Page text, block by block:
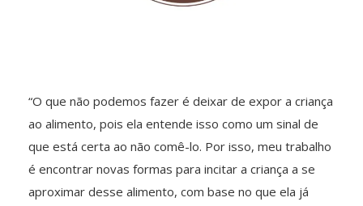
“O que não podemos fazer é deixar de expor a criança
ao alimento, pois ela entende isso como um sinal de
que está certa ao não comê-lo. Por isso, meu trabalho
é encontrar novas formas para incitar a criança a se
aproximar desse alimento, com base no que ela já